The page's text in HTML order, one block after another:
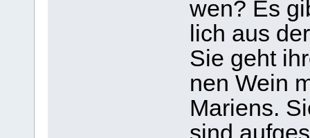
wen? Es
lich aus
Sie geht
nen Wein
Mari­ens.